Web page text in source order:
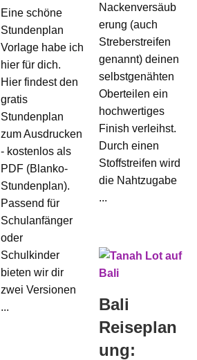
Eine schöne
Stundenplan
Vorlage habe ich
hier für dich.
Hier findest den
gratis
Stundenplan
zum Ausdrucken
- kostenlos als
PDF (Blanko-
Stundenplan).
Passend für
Schulanfänger
oder
Schulkinder
bieten wir dir
zwei Versionen
...
Nackenversäub
erung (auch
Streberstreifen
genannt) deinen
selbstgenähten
Oberteilen ein
hochwertiges
Finish verleihst.
Durch einen
Stoffstreifen wird
die Nahtzugabe
...
Bali
Reiseplan
ung: